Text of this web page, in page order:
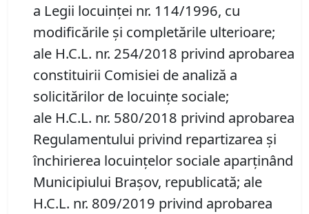
a Legii locuinței nr. 114/1996, cu
modificările și completările ulterioare;
ale H.C.L. nr. 254/2018 privind aprobarea
constituirii Comisiei de analiză a
solicitărilor de locuinţe sociale;
ale H.C.L. nr. 580/2018 privind aprobarea
Regulamentului privind repartizarea şi
închirierea locuinţelor sociale aparţinând
Municipiului Braşov, republicată; ale
H.C.L. nr. 809/2019 privind aprobarea